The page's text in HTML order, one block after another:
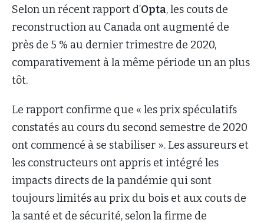
Selon un récent rapport d’Opta, les couts de
reconstruction au Canada ont augmenté de
près de 5 % au dernier trimestre de 2020,
comparativement à la même période un an plus
tôt.
Le rapport confirme que « les prix spéculatifs
constatés au cours du second semestre de 2020
ont commencé à se stabiliser ». Les assureurs et
les constructeurs ont appris et intégré les
impacts directs de la pandémie qui sont
toujours limités au prix du bois et aux couts de
la santé et de sécurité, selon la firme de